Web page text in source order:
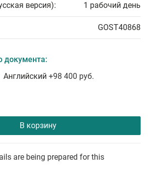
версия): 1 рабочий день
GOST40868
документа:
Английский +98 400 руб.
В корзину
are being prepared for this